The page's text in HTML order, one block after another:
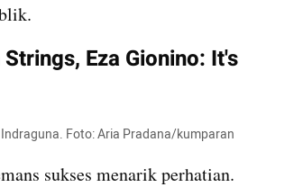
Eza Gionino: It's
Foto: Aria Pradana/kumparan
sukses menarik perhatian.